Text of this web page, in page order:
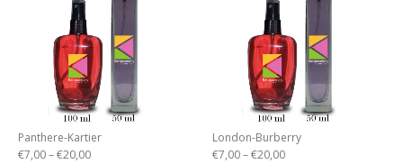
Panthere-Kartier
€7,00–€20,00
London-Burberry
€7,00–€20,00